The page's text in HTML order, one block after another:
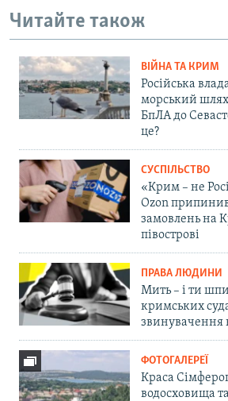
Читайте також
ВІЙНА ТА КРИМ
Російська
морський
БпЛА до
це?
СУСПІЛЬСТВО
«Крим – не
Ozon
замовлень на
півострові
ПРАВА ЛЮДИНИ
Мить – і ти
кримських
звинувачення
ФОТОГАЛЕРЕЇ
Краса
водосховища